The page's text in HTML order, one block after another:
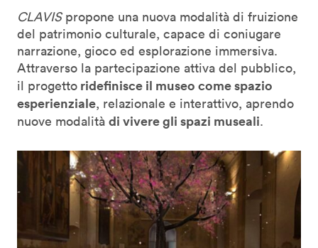
CLAVISpropone una nuova modalità di fruizione
del patrimonio culturale, capace di coniugare
narrazione, gioco ed esplorazione immersiva.
Attraverso la partecipazione attiva del pubblico,
il progetto ridefinisce il museo come spazio
esperienziale, relazionale e interattivo, aprendo
nuove modalità di vivere gli spazi museali.